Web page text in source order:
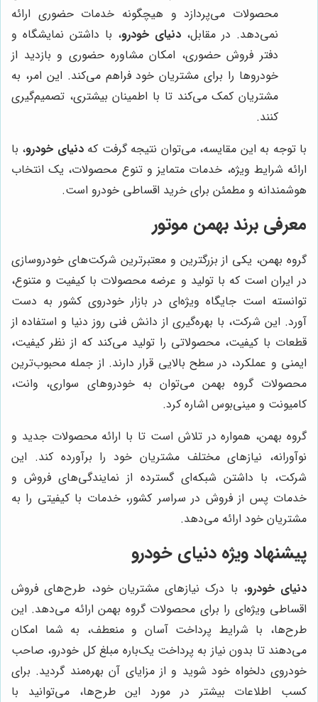
محصولات می‌پردازد و هیچگونه خدمات حضوری ارائه
نمی‌دهد. در مقابل، دنیای خودرو، با داشتن نمایشگاه و
دفتر فروش حضوری، امکان مشاوره حضوری و بازدید از
خودروها را برای مشتریان خود فراهم می‌کند. این امر، به
مشتریان کمک می‌کند تا با اطمینان بیشتری، تصمیم‌گیری
کنند.
با توجه به این مقایسه، می‌توان نتیجه گرفت کهدنیای خودرو، با
ارائه شرایط ویژه، خدمات متمایز و تنوع محصولات، یک انتخاب
هوشمندانه و مطمئن برای خرید اقساطی خودرو است.
معرفی برند بهمن موتور
گروه بهمن، یکی از بزرگترین و معتبرترین شرکت‌های خودروسازی
در ایران است که با تولید و عرضه محصولات با کیفیت و متنوع،
توانسته است جایگاه ویژه‌ای در بازار خودروی کشور به دست
آورد. این شرکت، با بهره‌گیری از دانش فنی روز دنیا و استفاده از
قطعات با کیفیت، محصولاتی را تولید می‌کند که از نظر کیفیت،
ایمنی و عملکرد، در سطح بالایی قرار دارند. از جمله محبوب‌ترین
محصولات گروه بهمن می‌توان به خودروهای سواری، وانت،
کامیونت و مینی‌بوس اشاره کرد.
گروه بهمن، همواره در تلاش است تا با ارائه محصولات جدید و
نوآورانه، نیازهای مختلف مشتریان خود را برآورده کند. این
شرکت، با داشتن شبکه‌ای گسترده از نمایندگی‌های فروش و
خدمات پس از فروش در سراسر کشور، خدمات با کیفیتی را به
مشتریان خود ارائه می‌دهد.
پیشنهاد ویژه دنیای خودرو
دنیای خودرو، با درک نیازهای مشتریان خود، طرح‌های فروش
اقساطی ویژه‌ای را برای محصولات گروه بهمن ارائه می‌دهد. این
طرح‌ها، با شرایط پرداخت آسان و منعطف، به شما امکان
می‌دهند تا بدون نیاز به پرداخت یک‌باره مبلغ کل خودرو، صاحب
خودروی دلخواه خود شوید و از مزایای آن بهره‌مند گردید. برای
کسب اطلاعات بیشتر در مورد این طرح‌ها، می‌توانید با